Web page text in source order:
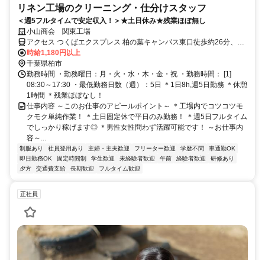
リネン工場のクリーニング・仕分けスタッフ
＜週5フルタイムで安定収入！＞★土日休み★残業ほぼ無し
小山商会 関東工場
アクセス つくばエクスプレス 柏の葉キャンパス東口徒歩約26分、Ｊ
Ｒ常磐線/東京メトロ千代田線 柏西口徒歩約42分、東武野田線〔アー
バンパークライン〕 柏西口徒歩約42分
時給1,180円以上
千葉県柏市
勤務時間 ・勤務曜日：月・火・水・木・金・祝 ・勤務時間： [1]
08:30～17:30 ・最低勤務日数（週）：5日 ＊1日8h,週5日勤務 ＊休憩
1時間 ＊残業ほぼなし！
仕事内容 ～このお仕事のアピールポイント～ ＊工場内でコツコツモ
クモク単純作業！ ＊土日固定休で平日のみ勤務！ ＊週5日フルタイム
でしっかり稼げます◎ ＊男性女性問わず活躍可能です！ ～お仕事内
容～...
制服あり 社員登用あり 主婦・主夫歓迎 フリーター歓迎 学歴不問
車通勤OK
即日勤務OK
固定時間制 学生歓迎 未経験者歓迎 午前 経験者歓迎
研修あり
夕方
交通費支給 長期歓迎 フルタイム歓迎
正社員